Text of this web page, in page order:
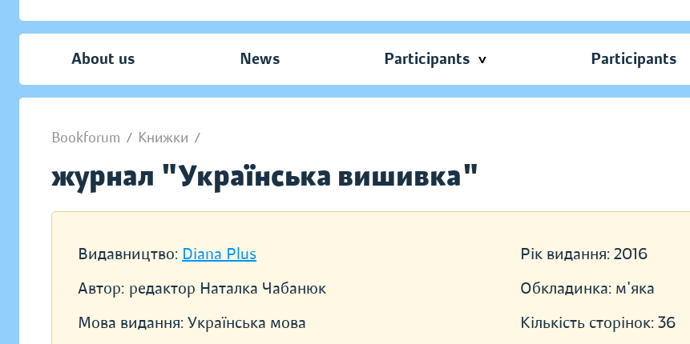
About us News Participants Participants
Bookforum / Книжки /
журнал "Українська вишивка"
Видавництво: Diana Plus
Автор: редактор Наталка Чабанюк
Мова видання: Українська мова
Рік видання: 2016
Обкладинка: м'яка
Кількість сторінок: 36